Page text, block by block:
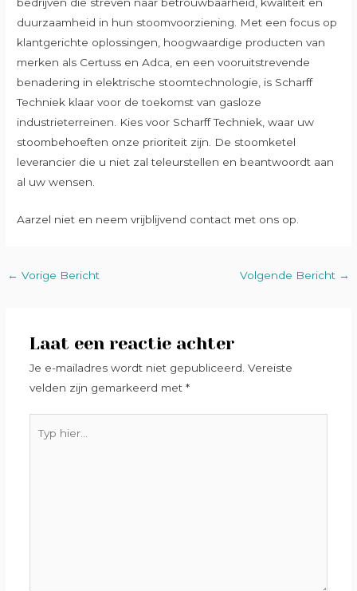
bedrijven die streven naar betrouwbaarheid, kwaliteit en
duurzaamheid in hun stoomvoorziening. Met een focus op
klantgerichte oplossingen, hoogwaardige producten van
merken als Certuss en Adca, en een vooruitstrevende
benadering in elektrische stoomtechnologie, is Scharff
Techniek klaar voor de toekomst van gasloze
industrieterreinen. Kies voor Scharff Techniek, waar uw
stoombehoeften onze prioriteit zijn. De stoomketel
leverancier die u niet zal teleurstellen en beantwoordt aan
al uw wensen.
Aarzel niet en neem vrijblijvend contact met ons op.
← Vorige Bericht Volgende Bericht →
Laat een reactie achter
Je e-mailadres wordt niet gepubliceerd. Vereiste
velden zijn gemarkeerd met *
hier...